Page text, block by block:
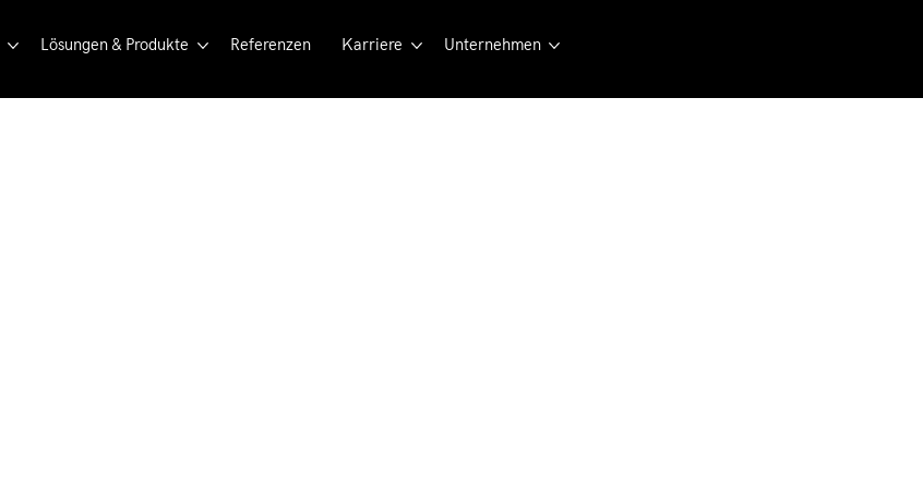
Lösungen & Produkte Referenzen Karriere Unternehmen